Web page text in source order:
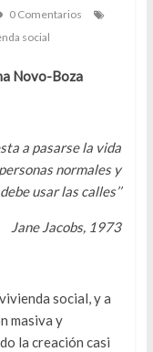
0 Comentarios
social
Novo-Boza
a pasarse la vida
normales y
usar las calles’’
Jane Jacobs, 1973
social, y a
masiva y
la creación casi